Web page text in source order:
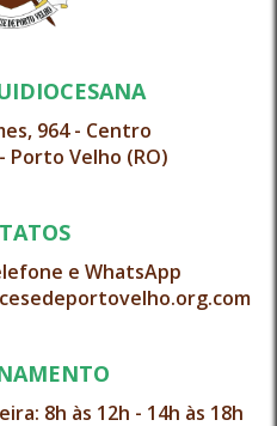
964 - Centro
Porto Velho (RO)
e WhatsApp
8h às 12h - 14h às 18h